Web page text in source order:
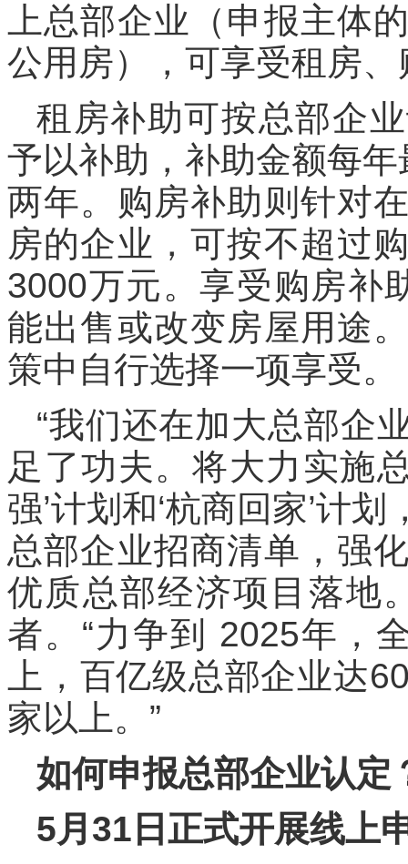
上总部企业（申报主体
公用房），可享受租房
租房补助可按总部企
予以补助，补助金额每
两年。购房补助则针对
房的企业，可按不超过
3000万元。享受购房补
能出售或改变房屋用途
策中自行选择一项享受。
“我们还在加大总部企
足了功夫。将大力实施
强’计划和‘杭商回家’计
总部企业招商清单，强
优质总部经济项目落地
者。“力争到 2025年，
上，百亿级总部企业达
家以上。”
如何申报总部企业认定
5月31日正式开展线上